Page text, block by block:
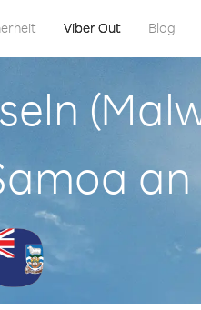
Viber Out Blog
an